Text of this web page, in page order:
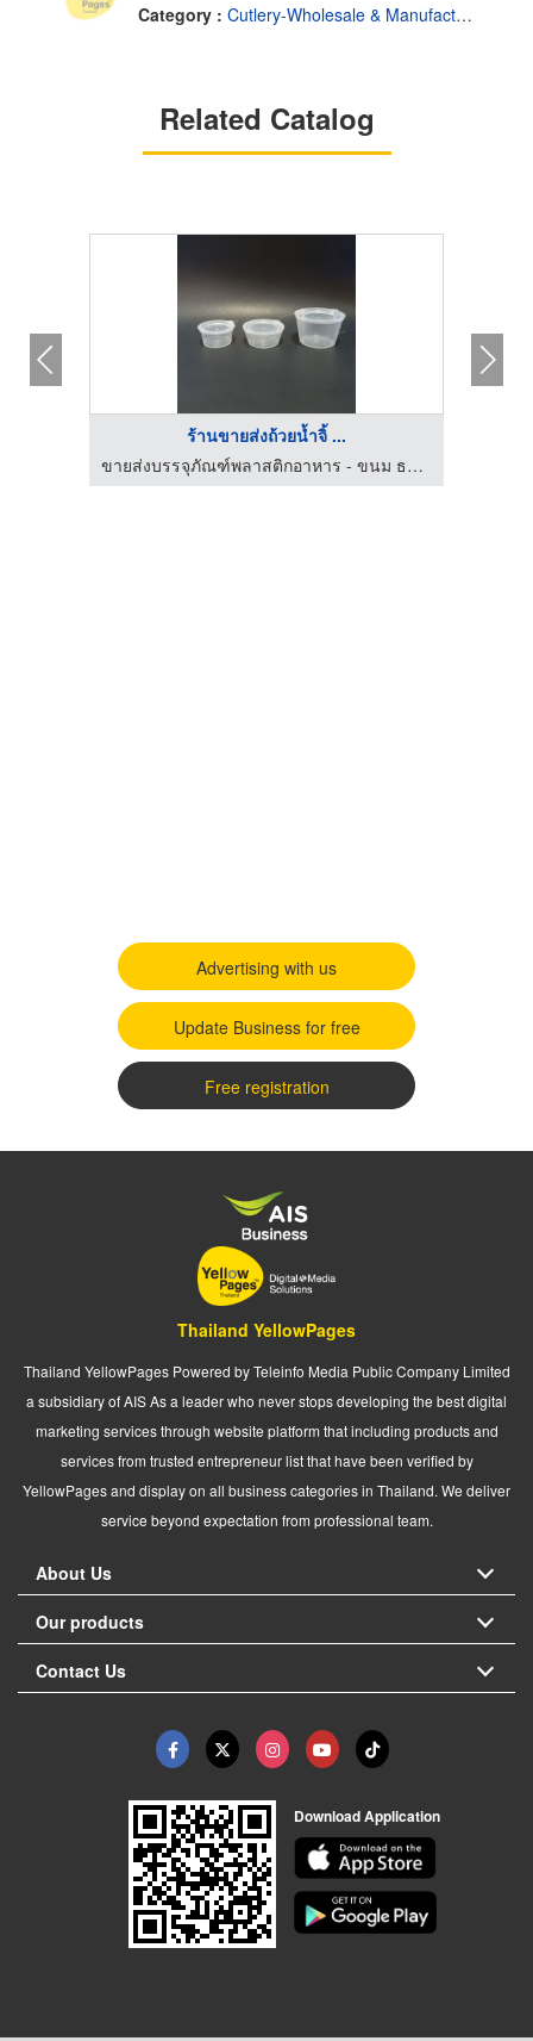
Category : Cutlery-Wholesale & Manufacturers
Related Catalog
ร้านขายส่งถ้วยน้ำจิ้ ...
ขายส่งบรรจุภัณฑ์พลาสติกอาหาร - ขนม ธนาแพคเกจจิ้ง
Advertising with us
Update Business for free
Free registration
Thailand YellowPages
Thailand YellowPages Powered by Teleinfo Media Public Company Limited
a subsidiary of AIS As a leader who never stops developing the best digital
marketing services through website platform that including products and
services from trusted entrepreneur list that have been verified by
YellowPages and display on all business categories in Thailand. We deliver
service beyond expectation from professional team.
About Us
Our products
Contact Us
Download Application